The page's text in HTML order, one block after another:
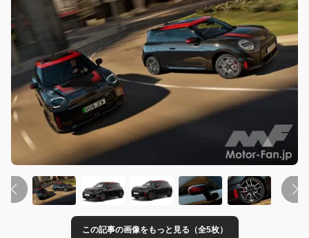
この記事の画像をもっと見る（全5枚）